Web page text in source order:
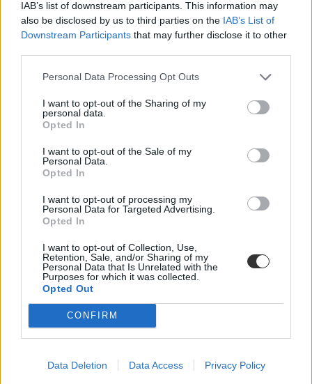
IAB’s list of downstream participants. This information may
also be disclosed by us to third parties on the IAB’s List of
Downstream Participants that may further disclose it to other
Personal Data Processing Opt Outs
I want to opt-out of the Sharing of my
personal data.
Opted In
I want to opt-out of the Sale of my
Personal Data.
Opted In
I want to opt-out of processing my
Personal Data for Targeted Advertising.
Opted In
I want to opt-out of Collection, Use,
Retention, Sale, and/or Sharing of my
Personal Data that Is Unrelated with the
Purposes for which it was collected.
Opted Out
CONFIRM
Data Deletion Data Access Privacy Policy
munkába jutásig. Én Bristolban élek, ez az 5. legnagyobb
város, amit nagyon élhetőnek tartanak ,de sokszor reggel 7
kilométert megtenni, ami másfél óráig tart. Érdekes egyébként a
megvannak a felszínes témák, de magyar szemmel kevésbé
olasz, portugál van, akikkel én jól elvagyok, és persze a kelet-
európaiakkal is könnyen megtalálom a közös hangot:
csehekkel, lengyelekkel, szlovákokkal.
külföld
anglia
külföldi munka
külföldi munkavállalás
Hozzászólások
oktatásról szóló közbeszédnek”